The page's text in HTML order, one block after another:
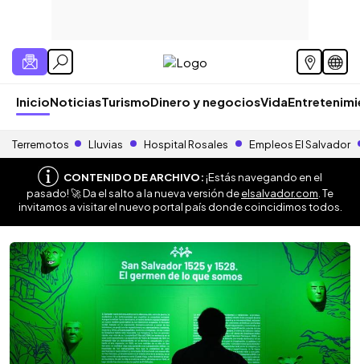
InicioNoticiasTurismoDinero y negociosVida
Terremotos Lluvias Hospital Rosales Empleos El Salvador
CONTENIDO DE ARCHIVO:¡Estás navegando en el
pasado! 🚀 Da el salto a la nueva versión deelsalvador.com . Te
invitamos a visitar el nuevo portal país donde coincidimos todos.